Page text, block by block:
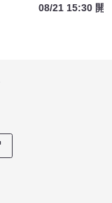
08/21 15:30 開